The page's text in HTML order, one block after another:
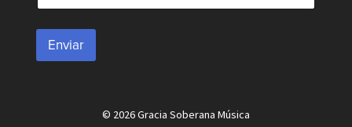
a
i
*
Enviar
© 2026 Gracia Soberana Música